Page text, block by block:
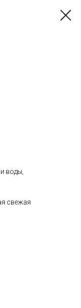
воды,
свежая